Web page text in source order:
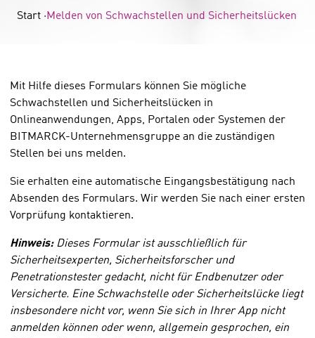
Start Melden von Schwachstellen und Sicherheitslücken
Mit Hilfe dieses Formulars können Sie mögliche
Schwachstellen und Sicherheitslücken in
Onlineanwendungen, Apps, Portalen oder Systemen der
BITMARCK-Unternehmensgruppe an die zuständigen
Stellen bei uns melden.
Sie erhalten eine automatische Eingangsbestätigung nach
Absenden des Formulars. Wir werden Sie nach einer ersten
Vorprüfung kontaktieren.
Hinweis:Dieses Formular ist ausschließlich für
Sicherheitsexperten, Sicherheitsforscher und
Penetrationstester gedacht, nicht für Endbenutzer oder
Versicherte. Eine Schwachstelle oder Sicherheitslücke liegt
insbesondere nicht vor, wenn Sie sich in Ihrer App nicht
anmelden können oder wenn, allgemein gesprochen, ein